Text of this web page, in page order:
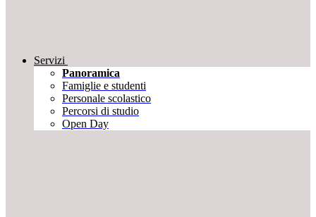
Servizi
Panoramica
Famiglie e studenti
Personale scolastico
Percorsi di studio
Open Day